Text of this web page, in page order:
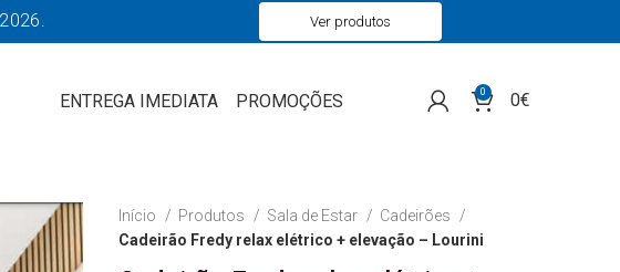
ENTREGA IMEDIATA PROMOÇÕES 0 0€
Início Produtos Sala de Estar
Cadeirões
Cadeirão Fredy relax elétrico + elevação – Lourini
Ver produtos